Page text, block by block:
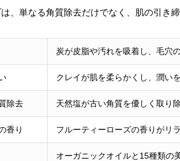
、単なる角質除去だけでなく、肌の引き
炭が皮脂や汚れを吸着し、毛穴
クレイが肌を柔らかくし、潤い
除去 天然塩が古い角質を優しく取り除
香り フルーティーローズの香りがリ
オーガニックオイルと15種類の